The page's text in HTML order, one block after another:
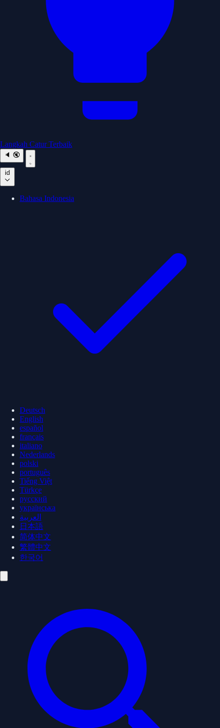
Langkah Catur Terbaik
🔈 🔇
id
Bahasa Indonesia
Deutsch
English
español
français
italiano
Nederlands
polski
português
Tiếng Việt
Türkçe
русский
українська
العربية
日本語
简体中文
繁體中文
한국어